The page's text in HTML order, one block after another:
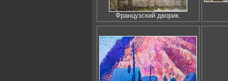
Французский дворик.